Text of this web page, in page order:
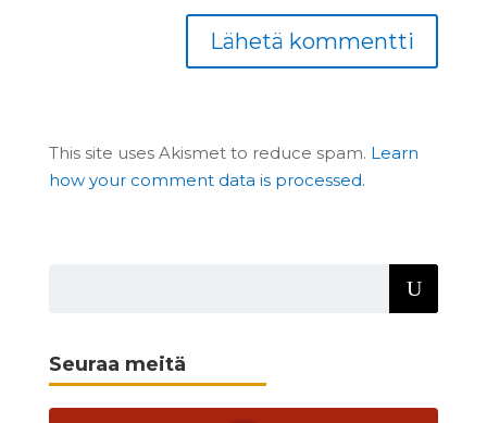
This site uses Akismet to reduce spam. Learn
how your comment data is processed.
Seuraa meitä